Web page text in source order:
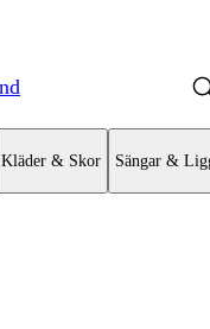
Kläder & Skor Sängar &